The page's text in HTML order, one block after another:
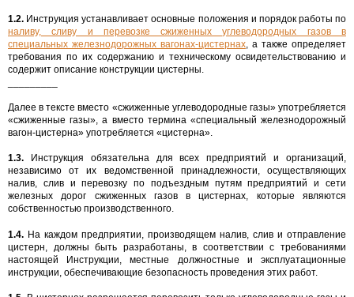
1.2. Инструкция устанавливает основные положения и порядок работы по
наливу, сливу и перевозке сжиженных углеводородных газов в
специальных железнодорожных вагонах-цистернах, а также определяет
требования по их содержанию и техническому освидетельствованию и
содержит описание конструкции цистерны.
Далее в тексте вместо «сжиженные углеводородные газы» употребляется
«сжиженные газы», а вместо термина «специальный железнодорожный
вагон-цистерна» употребляется «цистерна».
1.3. Инструкция обязательна для всех предприятий и организаций,
независимо от их ведомственной принадлежности, осуществляющих
налив, слив и перевозку по подъездным путям предприятий и сети
железных дорог сжиженных газов в цистернах, которые являются
собственностью производственного.
1.4. На каждом предприятии, производящем налив, слив и отправление
цистерн, должны быть разработаны, в соответствии с требованиями
настоящей Инструкции, местные должностные и эксплуатационные
инструкции, обеспечивающие безопасность проведения этих работ.